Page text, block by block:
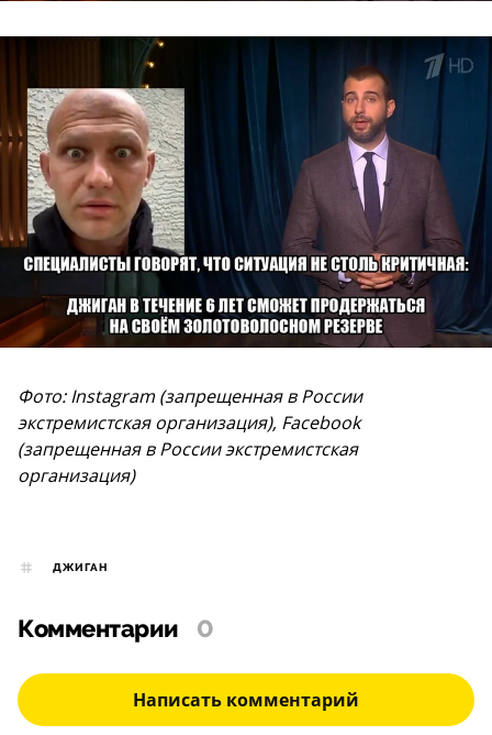
Фото: Instagram (запрещенная в России
экстремистская организация), Facebook
(запрещенная в России экстремистская
организация)
ДЖИГАН
Комментарии 0
Написать комментарий